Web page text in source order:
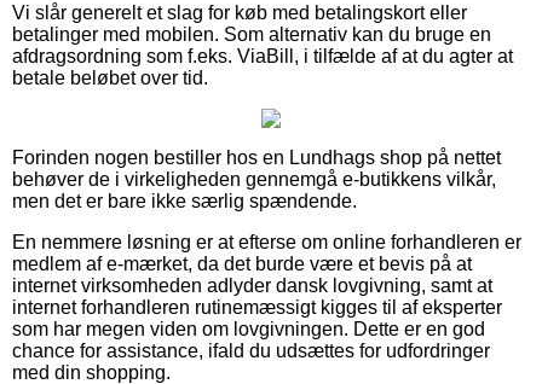
Vi slår generelt et slag for køb med betalingskort eller
betalinger med mobilen. Som alternativ kan du bruge en
afdragsordning som f.eks. ViaBill, i tilfælde af at du agter at
betale beløbet over tid.
Forinden nogen bestiller hos en Lundhags shop på nettet
behøver de i virkeligheden gennemgå e-butikkens vilkår,
men det er bare ikke særlig spændende.
En nemmere løsning er at efterse om online forhandleren er
medlem af e-mærket, da det burde være et bevis på at
internet virksomheden adlyder dansk lovgivning, samt at
internet forhandleren rutinemæssigt kigges til af eksperter
som har megen viden om lovgivningen. Dette er en god
chance for assistance, ifald du udsættes for udfordringer
med din shopping.